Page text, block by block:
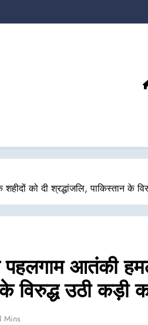
को दी श्रद्धांजलि, पाकिस्तान के
पहलगाम आतंकी
विरुद्ध उठी कड़ी
Mins